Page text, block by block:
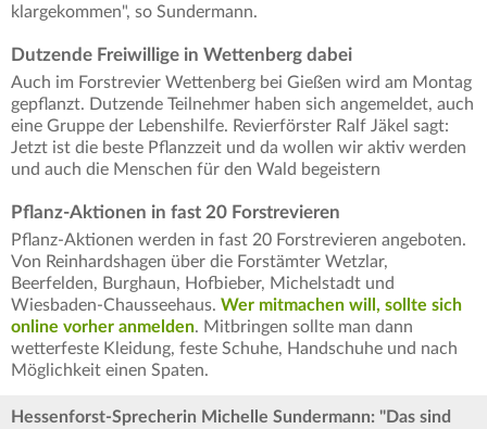
klargekommen", so Sundermann.
Dutzende Freiwillige in Wettenberg dabei
Auch im Forstrevier Wettenberg bei Gießen wird am Montag
gepflanzt. Dutzende Teilnehmer haben sich angemeldet, auch
eine Gruppe der Lebenshilfe. Revierförster Ralf Jäkel sagt:
Jetzt ist die beste Pflanzzeit und da wollen wir aktiv werden
und auch die Menschen für den Wald begeistern
Pflanz-Aktionen in fast 20 Forstrevieren
Pflanz-Aktionen werden in fast 20 Forstrevieren angeboten.
Von Reinhardshagen über die Forstämter Wetzlar,
Beerfelden, Burghaun, Hofbieber, Michelstadt und
Wiesbaden-Chausseehaus. Wer mitmachen will, sollte sich
online vorher anmelden. Mitbringen sollte man dann
wetterfeste Kleidung, feste Schuhe, Handschuhe und nach
Möglichkeit einen Spaten.
Hessenforst-Sprecherin Michelle Sundermann: "Das sind